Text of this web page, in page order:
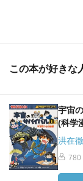
この本が好きな
宇宙
(科学
洪在徹
780